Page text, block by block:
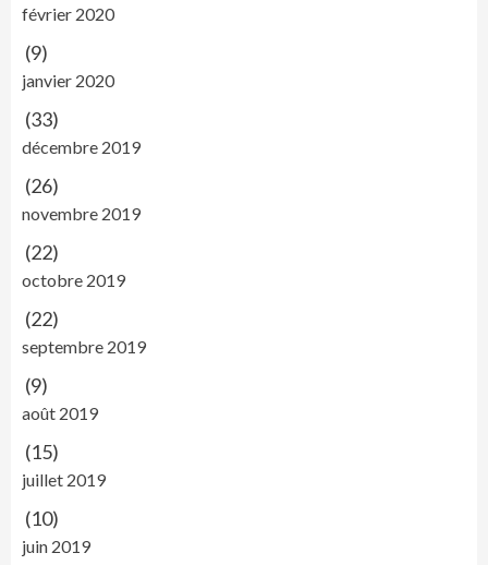
février 2020
(9)
janvier 2020
(33)
décembre 2019
(26)
novembre 2019
(22)
octobre 2019
(22)
septembre 2019
(9)
août 2019
(15)
juillet 2019
(10)
juin 2019